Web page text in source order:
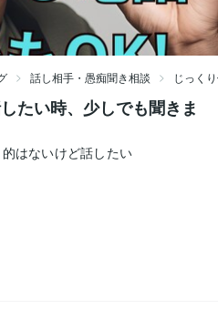
話し相手・愚痴聞き相談 じっく
たい時、少しでも聞きま
はないけど話したい